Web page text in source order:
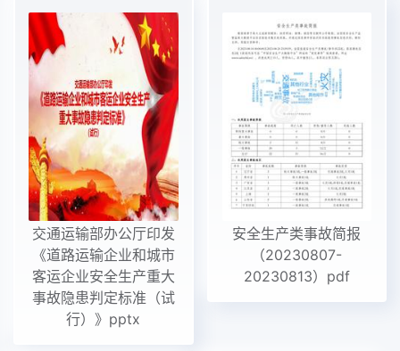
交通运输部办公厅印发
《道路运输企业和城市
客运企业安全生产重大
事故隐患判定标准（试
行）》pptx
安全生产类事故简报
（20230807-
20230813）pdf